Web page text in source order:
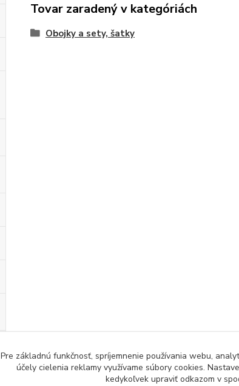
Tovar zaradený v kategóriách
Obojky a sety, šatky
Pre základnú funkčnosť, spríjemnenie používania webu,
účely cielenia reklamy využívame súbory cookies.
kedykoľvek upraviť odkazom v